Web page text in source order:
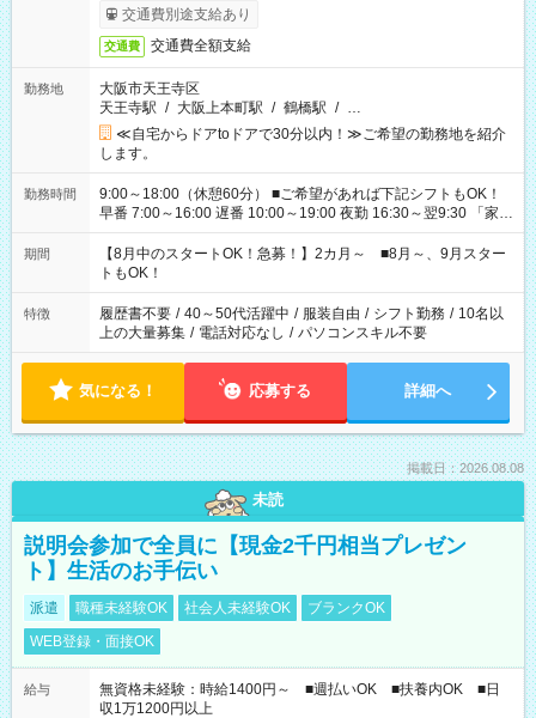
交通費別途支給あり
交通費 交通費全額支給
勤務地
大阪市天王寺区
天王寺駅 / 大阪上本町駅 / 鶴橋駅 / …
≪自宅からドアtoドアで30分以内！≫ご希望の勤務地を紹介
します。
勤務時間
9:00～18:00（休憩60分） ■ご希望があれば下記シフトもOK！
早番 7:00～16:00 遅番 10:00～19:00 夜勤 16:30～翌9:30 「家族
と休みを合わせたい」 「余裕を持って夕飯の準備がしたい」
「できれば残業はしたくない」 など、ご希望を教えてください
ね。 ※Wワーク希望の方へ 今ご覧のお仕事で希望する勤務時間
と、もう1つのお仕事の勤務時間。 合計で週40時間を超える場
合は応募できません。
期間
【8月中のスタートOK！急募！】2カ月～ ■8月～、9月スター
トもOK！
特徴 履歴書不要 / 40～50代活躍中 / 服装自由 / シフト勤務 / 10名以
上の大量募集 / 電話対応なし / パソコンスキル不要
気になる！ 応募する 詳細へ
掲載日：2026.08.08
未読
説明会参加で全員に【現金2千円相当プレゼン
ト】生活のお手伝い
派遣 職種未経験OK 社会人未経験OK
ブランクOK
WEB登録・面接OK
給与
無資格未経験：時給1400円～ ■週払いOK ■扶養内OK ■日
収1万1200円以上